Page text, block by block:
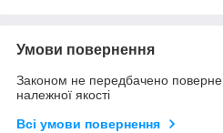
Умови повернення
Законом не передбачено
належної якості
Всі умови повернення